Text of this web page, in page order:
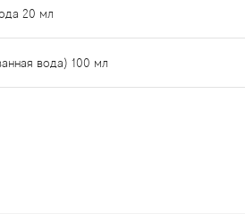
20 мл
вода) 100 мл